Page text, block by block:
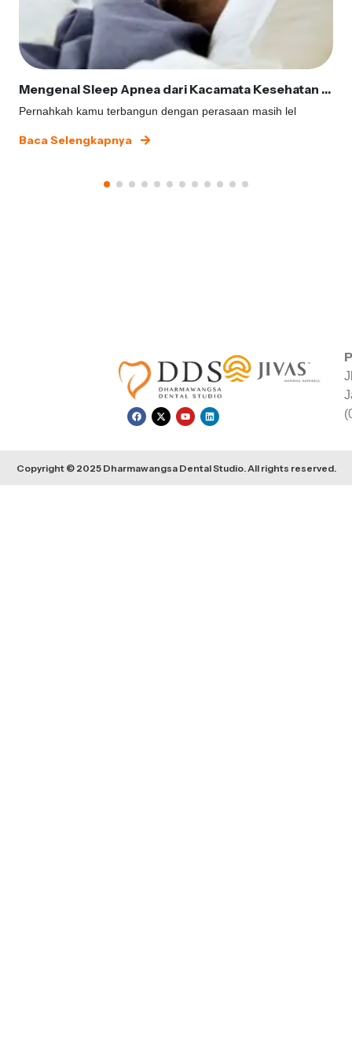
Mengenal Sleep Apnea dari Kacamata Kesehatan Gigi
Pernahkah kamu terbangun dengan perasaan masih lel
Baca Selengkapnya
Copyright © 2025 Dharmawangsa Dental Studio. All rights reserved.